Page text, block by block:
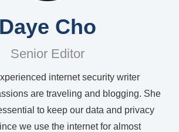
Daye Cho
Senior Editor
internet security writer
are traveling and blogging. She
to keep our data and privacy
we use the internet for almost